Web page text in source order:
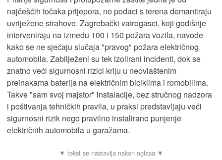
najčešćih točaka prijepora, no podaci s terena demantiraju
uvriježene strahove. Zagrebački vatrogasci, koji godišnje
interveniraju na između 100 i 150 požara vozila, navode
kako se ne sjećaju slučaja "pravog" požara električnog
automobila. Zabilježeni su tek izolirani incidenti, dok se
znatno veći sigurnosni rizici kriju u neovlaštenim
preinakama baterija na električnim biciklima i romobilima.
Takve "sam svoj majstor" instalacije, bez stručnog nadzora
i poštivanja tehničkih pravila, u praksi predstavljaju veći
sigurnosni rizik nego pravilno instalirano punjenje
električnih automobila u garažama.